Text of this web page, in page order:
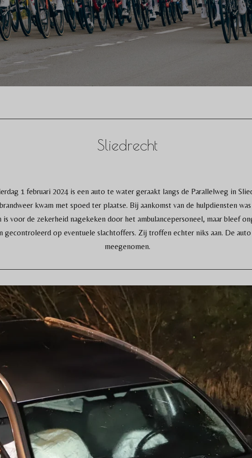
Sliedrecht
1 februari 2024 is een auto te water geraakt langs de Parallelweg in
kwam met spoed ter plaatse. Bij aankomst van de hulpdiensten
voor de zekerheid nagekeken door het ambulancepersoneel, maar bleef
gecontroleerd op eventuele slachtoffers. Zij troffen echter niks aan. De
meegenomen.